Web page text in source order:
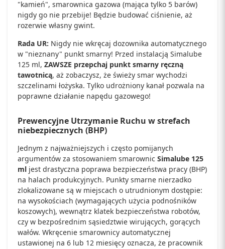
"kamień", smarownica gazowa (mająca tylko 5 barów)
nigdy go nie przebije! Będzie budować ciśnienie, aż
rozerwie własny gwint.
Rada UR: Nigdy nie wkręcaj dozownika automatycznego
w "nieznany" punkt smarny! Przed instalacją Simalube
125 ml, ZAWSZE przepchaj punkt smarny ręczną
tawotnicą, aż zobaczysz, że świeży smar wychodzi
szczelinami łożyska. Tylko udrożniony kanał pozwala na
poprawne działanie napędu gazowego!
Prewencyjne Utrzymanie Ruchu w strefach
niebezpiecznych (BHP)
Jednym z najważniejszych i często pomijanych
argumentów za stosowaniem smarownic Simalube 125
ml jest drastyczna poprawa bezpieczeństwa pracy (BHP)
na halach produkcyjnych. Punkty smarne nierzadko
zlokalizowane są w miejscach o utrudnionym dostępie:
na wysokościach (wymagających użycia podnośników
koszowych), wewnątrz klatek bezpieczeństwa robotów,
czy w bezpośrednim sąsiedztwie wirujących, gorących
wałów. Wkręcenie smarownicy automatycznej
ustawionej na 6 lub 12 miesięcy oznacza, że pracownik